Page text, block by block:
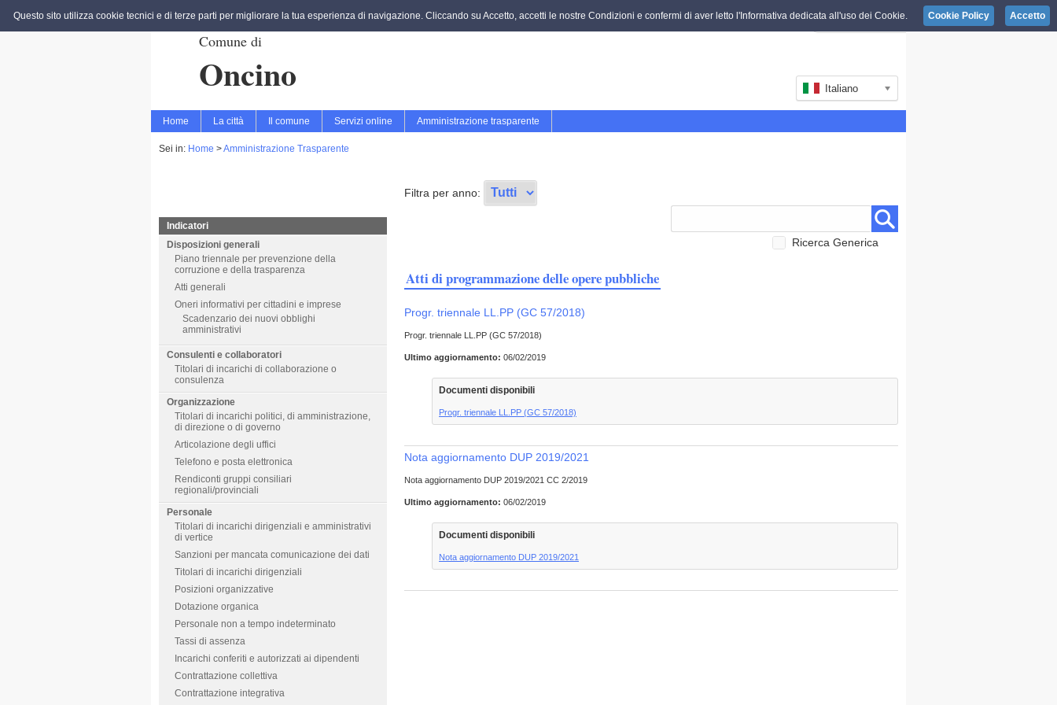
Italiano
Comune di
Oncino
Home La città Il comune Servizi online Amministrazione trasparente
Sei in: Home >Amministrazione Trasparente
Indicatori
Disposizioni generali
Piano triennale per prevenzione della
corruzione e della trasparenza
Atti generali
Oneri informativi per cittadini e imprese
Scadenzario dei nuovi obblighi
amministrativi
Consulenti e collaboratori
Titolari di incarichi di collaborazione o
consulenza
Organizzazione
Titolari di incarichi politici, di amministrazione,
di direzione o di governo
Articolazione degli uffici
Telefono e posta elettronica
Rendiconti gruppi consiliari
regionali/provinciali
Personale
Titolari di incarichi dirigenziali e amministrativi
di vertice
Sanzioni per mancata comunicazione dei dati
Titolari di incarichi dirigenziali
Posizioni organizzative
Dotazione organica
Personale non a tempo indeterminato
Tassi di assenza
Incarichi conferiti e autorizzati ai dipendenti
Contrattazione collettiva
Contrattazione integrativa
Filtra per anno:
Ricerca Generica
Atti di programmazione delle opere pubbliche
Progr. triennale LL.PP (GC 57/2018)
Progr. triennale LL.PP (GC 57/2018)
Ultimo aggiornamento: 06/02/2019
Documenti disponibili
Progr. triennale LL.PP (GC 57/2018)
Nota aggiornamento DUP 2019/2021
Nota aggiornamento DUP 2019/2021 CC 2/2019
Ultimo aggiornamento: 06/02/2019
Documenti disponibili
Nota aggiornamento DUP 2019/2021
Questo sito utilizza cookie tecnici e di terze parti per migliorare la tua esperienza di navigazione. Cliccando su Accetto, accetti le nostre Condizioni e confermi di aver letto l'Informativa dedicata all'uso dei Cookie. Cookie Policy Accetto